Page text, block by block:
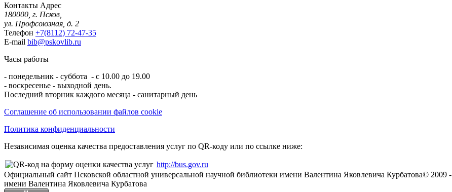
Контакты Адрес
180000, г. Псков,
ул. Профсоюзная, д. 2
Телефон +7(8112) 72-47-35
E-mail bib@pskovlib.ru
Часы работы
- понедельник - суббота - с 10.00 до 19.00
- воскресенье - выходной день.
Последний вторник каждого месяца - санитарный день
Соглашение об использовании файлов cookie
Политика конфиденциальности
Независимая оценка качества предоставления услуг по QR-коду или по ссылке ниже:
http://bus.gov.ru
Официальный сайт Псковской областной универсальной научной библиотеки имени Валентина Яковлевича Курбатова© 2009 -
имени Валентина Яковлевича Курбатова